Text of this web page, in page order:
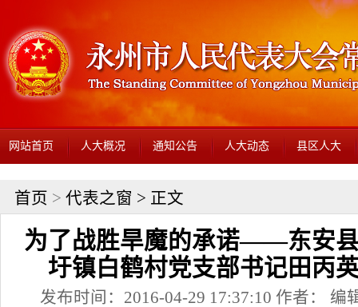
网站首页 人大概况 通知公告 人大动态 县区人大
首页 > 代表之窗 > 正文
为了战胜旱魔的承诺——东安
圩镇白鹤村党支部书记田丙
发布时间：2016-04-29 17:37:10 作者： 编